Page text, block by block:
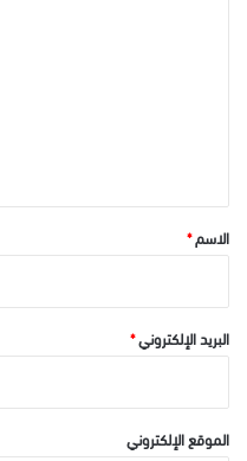
*الاسم*
البريد الإلكتروني*
الموقع الإلكتروني